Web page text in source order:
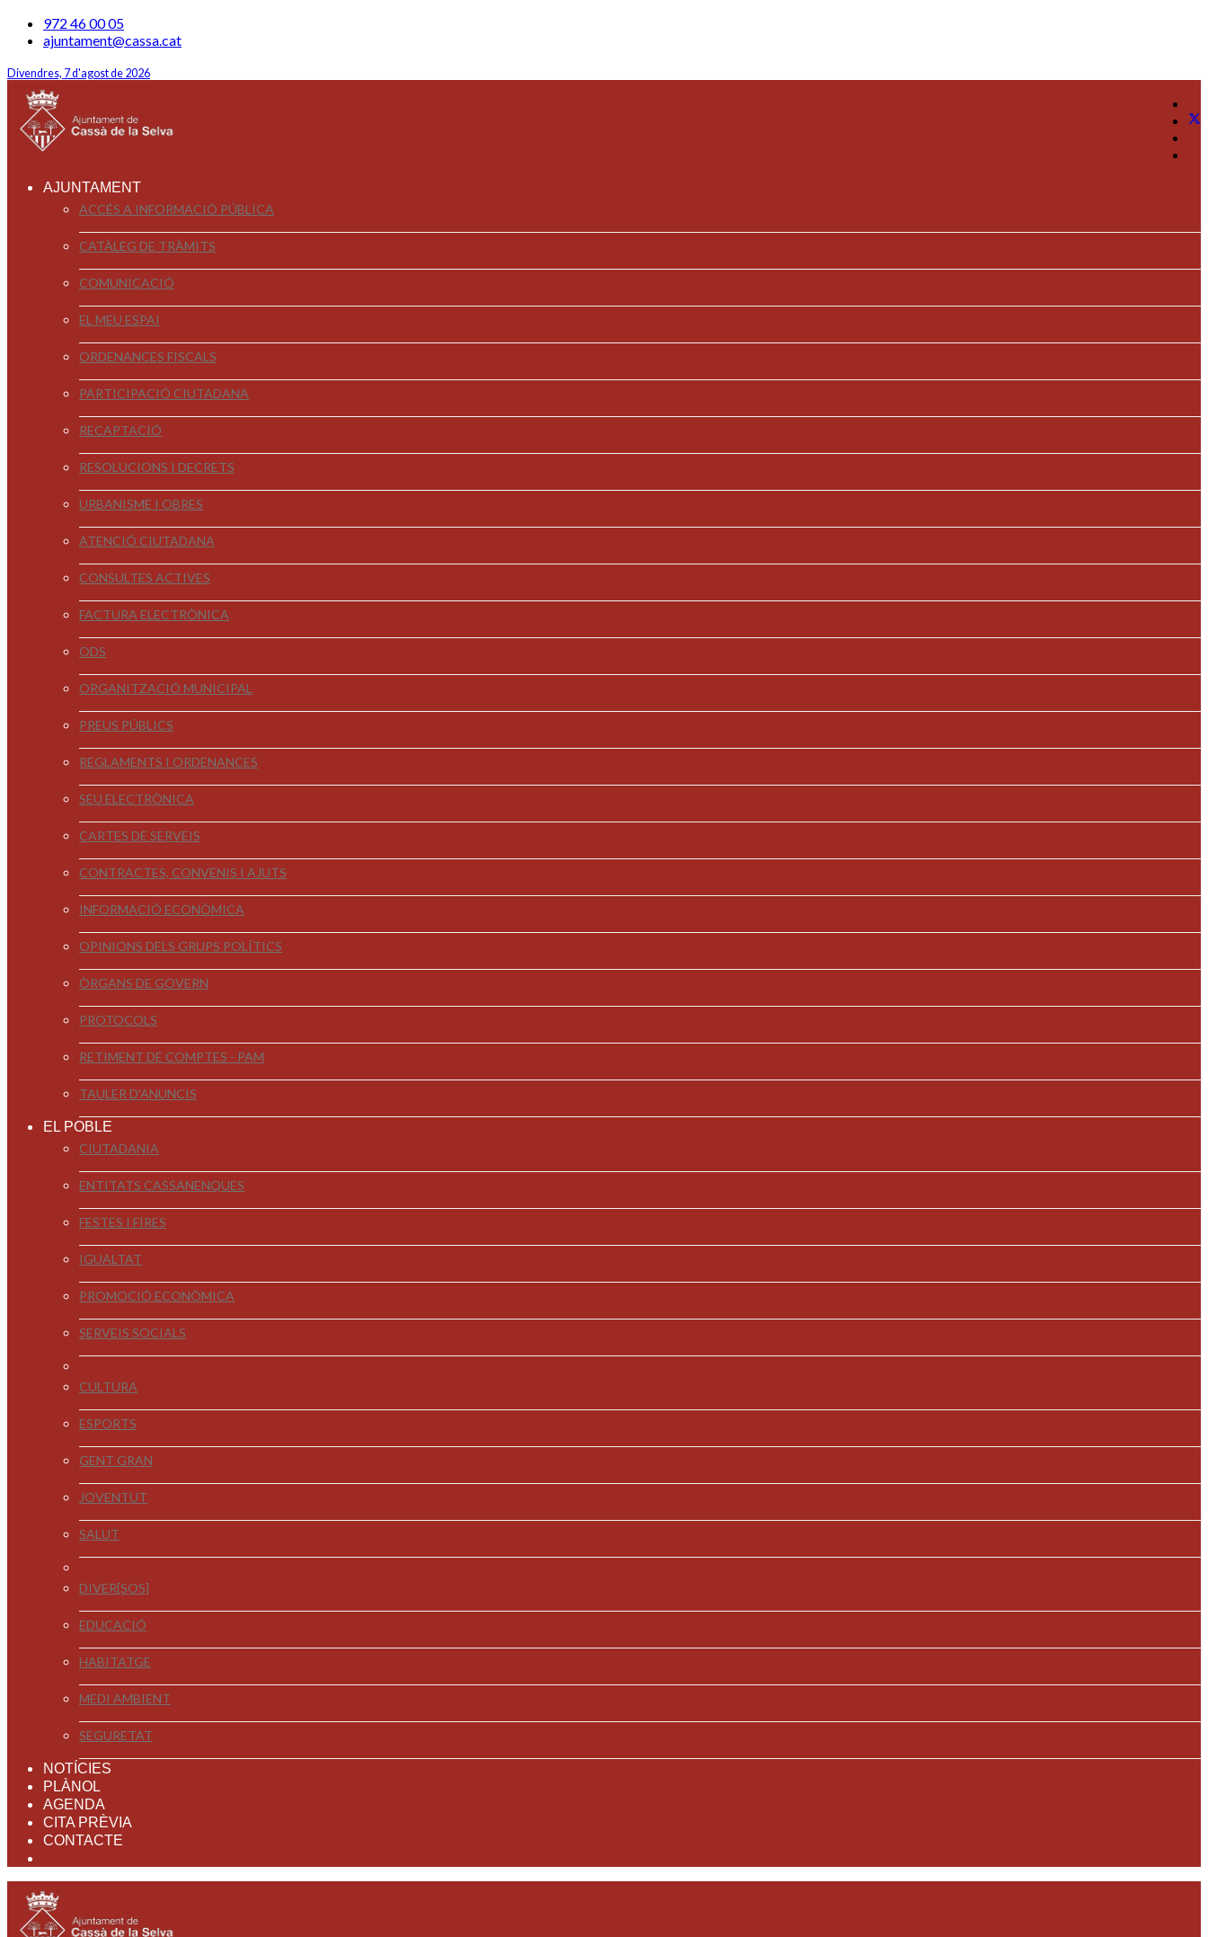
972 46 00 05
ajuntament@cassa.cat
Divendres, 7 d'agost de 2026
AJUNTAMENT
ACCÉS A INFORMACIÓ PÚBLICA
CATÀLEG DE TRÀMITS
COMUNICACIÓ
EL MEU ESPAI
ORDENANCES FISCALS
PARTICIPACIÓ CIUTADANA
RECAPTACIÓ
RESOLUCIONS I DECRETS
URBANISME I OBRES
ATENCIÓ CIUTADANA
CONSULTES ACTIVES
FACTURA ELECTRÒNICA
ODS
ORGANITZACIÓ MUNICIPAL
PREUS PÚBLICS
REGLAMENTS I ORDENANCES
SEU ELECTRÒNICA
CARTES DE SERVEIS
CONTRACTES, CONVENIS I AJUTS
INFORMACIÓ ECONÒMICA
OPINIONS DELS GRUPS POLÍTICS
ÒRGANS DE GOVERN
PROTOCOLS
RETIMENT DE COMPTES - PAM
TAULER D'ANUNCIS
EL POBLE
CIUTADANIA
ENTITATS CASSANENQUES
FESTES I FIRES
IGUALTAT
PROMOCIÓ ECONÒMICA
SERVEIS SOCIALS
CULTURA
ESPORTS
GENT GRAN
JOVENTUT
SALUT
DIVER[SOS]
EDUCACIÓ
HABITATGE
MEDI AMBIENT
SEGURETAT
NOTÍCIES
PLÀNOL
AGENDA
CITA PRÈVIA
CONTACTE